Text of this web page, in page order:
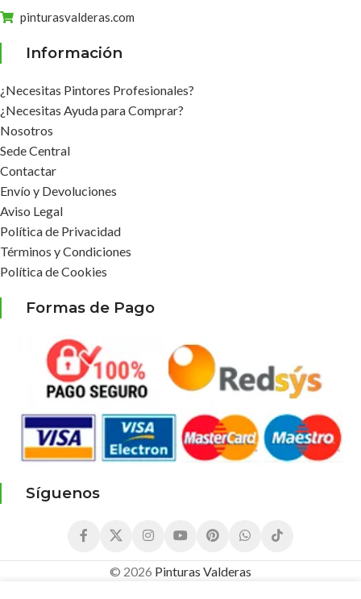
pinturasvalderas.com
Información
¿Necesitas Pintores Profesionales?
¿Necesitas Ayuda para Comprar?
Nosotros
Sede Central
Contactar
Envío y Devoluciones
Aviso Legal
Política de Privacidad
Términos y Condiciones
Política de Cookies
Formas de Pago
Síguenos
© 2026 Pinturas Valderas
3,92€